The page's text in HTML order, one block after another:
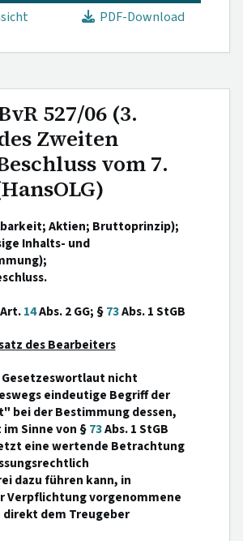
PDF-Download
527/06 (3.
Zweiten
vom 7.
Aktien; Bruttoprinzip);
Inhalts- und
14Abs. 2 GG; §73Abs. 1 StGB
des Bearbeiters
Gesetzeswortlaut nicht
eindeutige Begriff der
bei der Bestimmung dessen,
Sinne von §73Abs. 1 StGB
eine wertende Betrachtung
dazu führen kann, in
Verpflichtung vorgenommene
dem Treugeber